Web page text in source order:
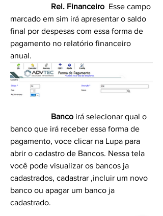
Rel. Financeiro Esse campo
marcado em sim irá apresentar o saldo
final por despesas com essa forma de
pagamento no relatório financeiro
anual.
Banco irá selecionar qual o
banco que irá receber essa forma de
pagamento, voce clicar na Lupa para
abrir o cadastro de Bancos. Nessa tela
você pode visualizar os bancos ja
cadastrados, cadastrar ,incluir um novo
banco ou apagar um banco ja
cadastrado.